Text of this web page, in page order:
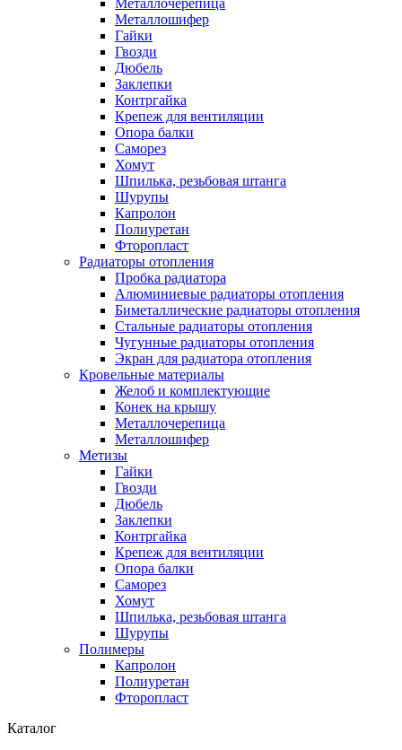
Металлочерепица
Металлошифер
Гайки
Гвозди
Дюбель
Заклепки
Контргайка
Крепеж для вентиляции
Опора балки
Саморез
Хомут
Шпилька, резьбовая штанга
Шурупы
Капролон
Полиуретан
Фторопласт
Радиаторы отопления
Пробка радиатора
Алюминиевые радиаторы отопления
Биметаллические радиаторы отопления
Стальные радиаторы отопления
Чугунные радиаторы отопления
Экран для радиатора отопления
Кровельные материалы
Желоб и комплектующие
Конек на крышу
Металлочерепица
Металлошифер
Метизы
Гайки
Гвозди
Дюбель
Заклепки
Контргайка
Крепеж для вентиляции
Опора балки
Саморез
Хомут
Шпилька, резьбовая штанга
Шурупы
Полимеры
Капролон
Полиуретан
Фторопласт
Каталог